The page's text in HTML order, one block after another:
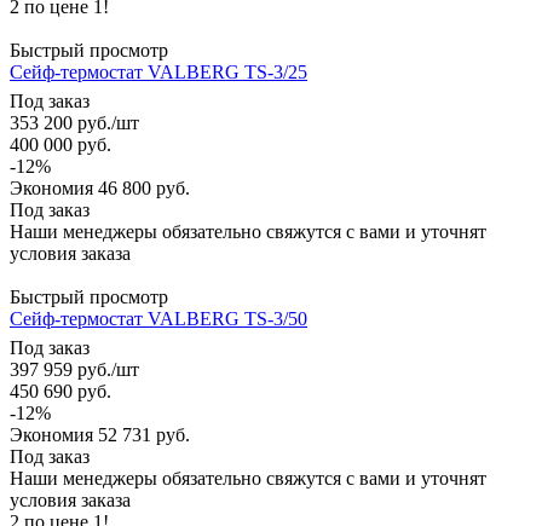
2 по цене 1!
Быстрый просмотр
Сейф-термостат VALBERG TS-3/25
Под заказ
353 200 руб./шт
400 000 руб.
-12%
Экономия 46 800 руб.
Под заказ
Наши менеджеры обязательно свяжутся с вами и уточнят
условия заказа
Быстрый просмотр
Сейф-термостат VALBERG TS-3/50
Под заказ
397 959 руб./шт
450 690 руб.
-12%
Экономия 52 731 руб.
Под заказ
Наши менеджеры обязательно свяжутся с вами и уточнят
условия заказа
2 по цене 1!